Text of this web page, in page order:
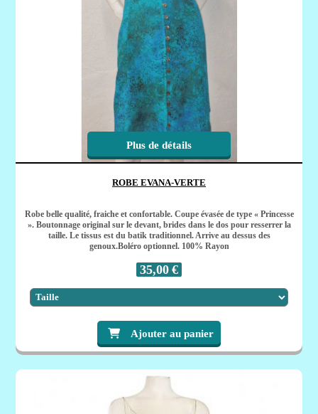
Plus de détails
ROBE EVANA-VERTE
Robe belle qualité, fraiche et confortable. Coupe évasée de type « Princesse
». Boutonnage original sur le devant, brides dans le dos pour resserrer la
taille. Le tissus est du batik traditionnel. Arrive au dessus des
genoux.Boléro optionnel. 100% Rayon
35,00 €
Ajouter au panier